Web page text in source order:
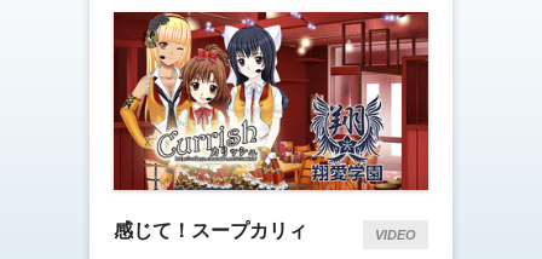
感じて！スープカリィ VIDEO